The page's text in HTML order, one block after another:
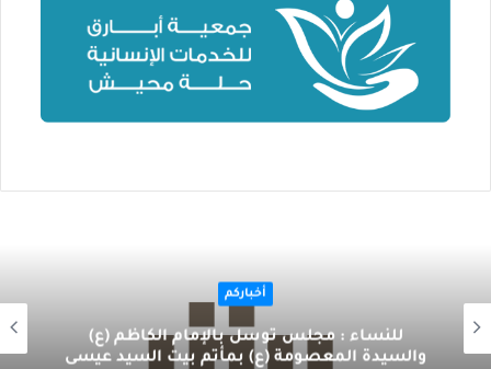
أخباركم
للنساء : مجلس توسل بالإمام الكاظم (ع)
والسيدة المعصومة (ع) بمأتم بيت السيد عيسى